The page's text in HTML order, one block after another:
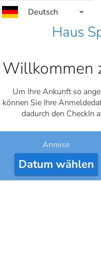
Deutsch arrow_drop_down
Haus
Willkommen
Um Ihre Ankunft so
können Sie Ihre
dadurch den CheckIn
Anreise
Datum wählen